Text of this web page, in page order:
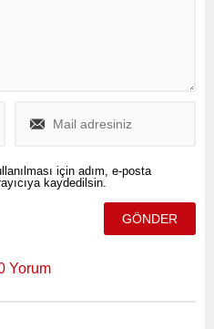
için adım, e-posta
kaydedilsin.
Yorum